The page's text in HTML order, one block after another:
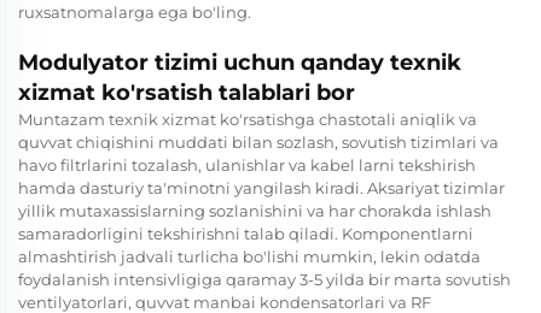
ruxsatnomalarga ega bo'ling.
Modulyator tizimi uchun qanday texnik
xizmat ko'rsatish talablari bor
Muntazam texnik xizmat ko'rsatishga chastotali aniqlik va
quvvat chiqishini muddati bilan sozlash, sovutish tizimlari va
havo filtrlarini tozalash, ulanishlar va kabel larni tekshirish
hamda dasturiy ta'minotni yangilash kiradi. Aksariyat tizimlar
yillik mutaxassislarning sozlanishini va har chorakda ishlash
samaradorligini tekshirishni talab qiladi. Komponentlarni
almashtirish jadvali turlicha bo'lishi mumkin, lekin odatda
foydalanish intensivligiga qaramay 3-5 yilda bir marta sovutish
ventilyatorlari, quvvat manbai kondensatorlari va RF